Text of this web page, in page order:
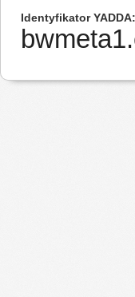
Identyfikator YADDA